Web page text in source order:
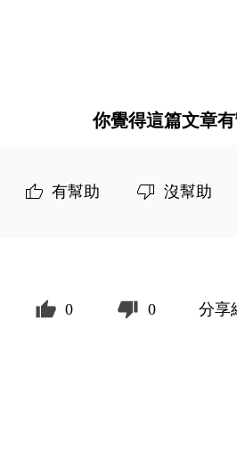
你覺得這篇文章
有幫助 沒幫助
0 0 分享